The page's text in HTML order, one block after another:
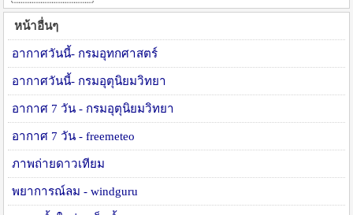
หน้าอื่นๆ
อากาศวันนี้- กรมอุทกศาสตร์
อากาศวันนี้- กรมอุตุนิยมวิทยา
อากาศ 7 วัน - กรมอุตุนิยมวิทยา
อากาศ 7 วัน - freemeteo
ภาพถ่ายดาวเทียม
พยาการณ์ลม - windguru